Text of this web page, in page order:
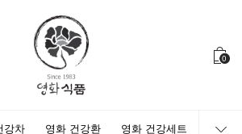
0
강차 영화 건강환 영화 건강세트